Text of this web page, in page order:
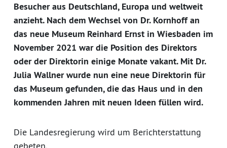
Besucher aus Deutschland, Europa und weltweit
anzieht. Nach dem Wechsel von Dr. Kornhoff an
das neue Museum Reinhard Ernst in Wiesbaden im
November 2021 war die Position des Direktors
oder der Direktorin einige Monate vakant. Mit Dr.
Julia Wallner wurde nun eine neue Direktorin für
das Museum gefunden, die das Haus und in den
kommenden Jahren mit neuen Ideen füllen wird.
Die Landesregierung wird um Berichterstattung